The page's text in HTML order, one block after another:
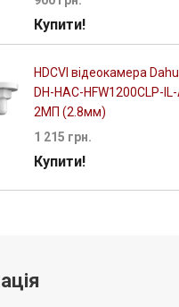
Купити!
HDCVI відеокамера
DH-HAC-HFW1200CLP-
2МП (2.8мм)
1 215 грн.
Купити!